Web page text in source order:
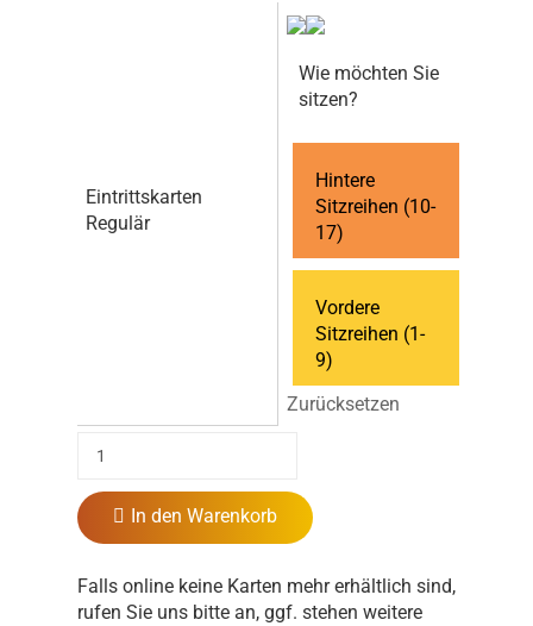
Eintrittskarten
Regulär
Wie möchten Sie
sitzen?
Hintere
Sitzreihen (10-
17)
Vordere
Sitzreihen (1-
9)
Zurücksetzen
In den Warenkorb
Falls online keine Karten mehr erhältlich sind,
rufen Sie uns bitte an, ggf. stehen weitere